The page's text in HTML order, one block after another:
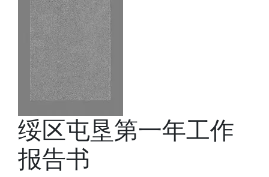
绥区屯垦第一年工作
报告书